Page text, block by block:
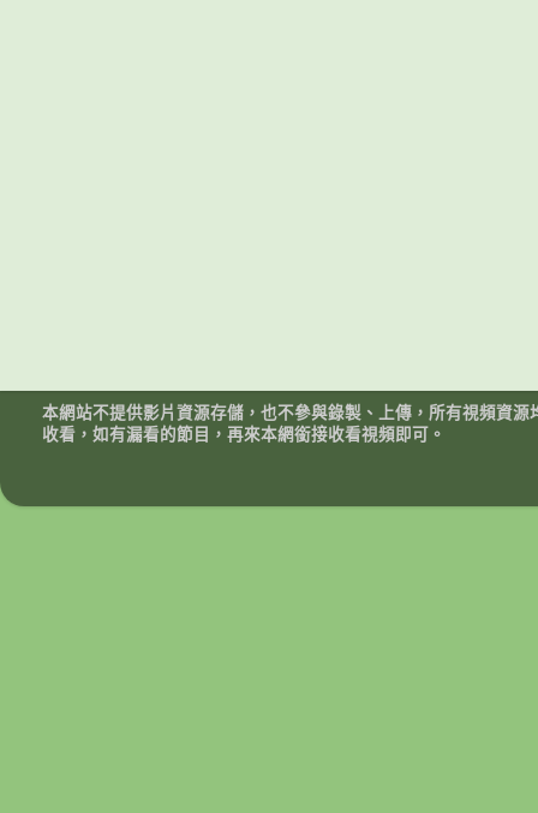
本網站不提供影片資源存儲，也不參與錄製、上傳，所有視頻資
收看，如有漏看的節目，再來本網銜接收看視頻即可。